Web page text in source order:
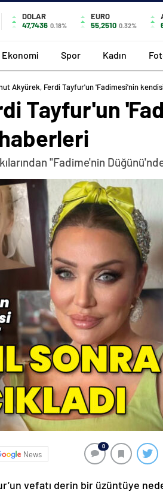
DOLAR
47,7436 0.18%
EURO
55,2510 0.32%
Ekonomi Spor Kadın
Akyürek, Ferdi Tayfur'un 'Fadimesi'nin
Tayfur'un
haberleri
"Fadime'nin
News
0
vefatı derin bir üzüntüye